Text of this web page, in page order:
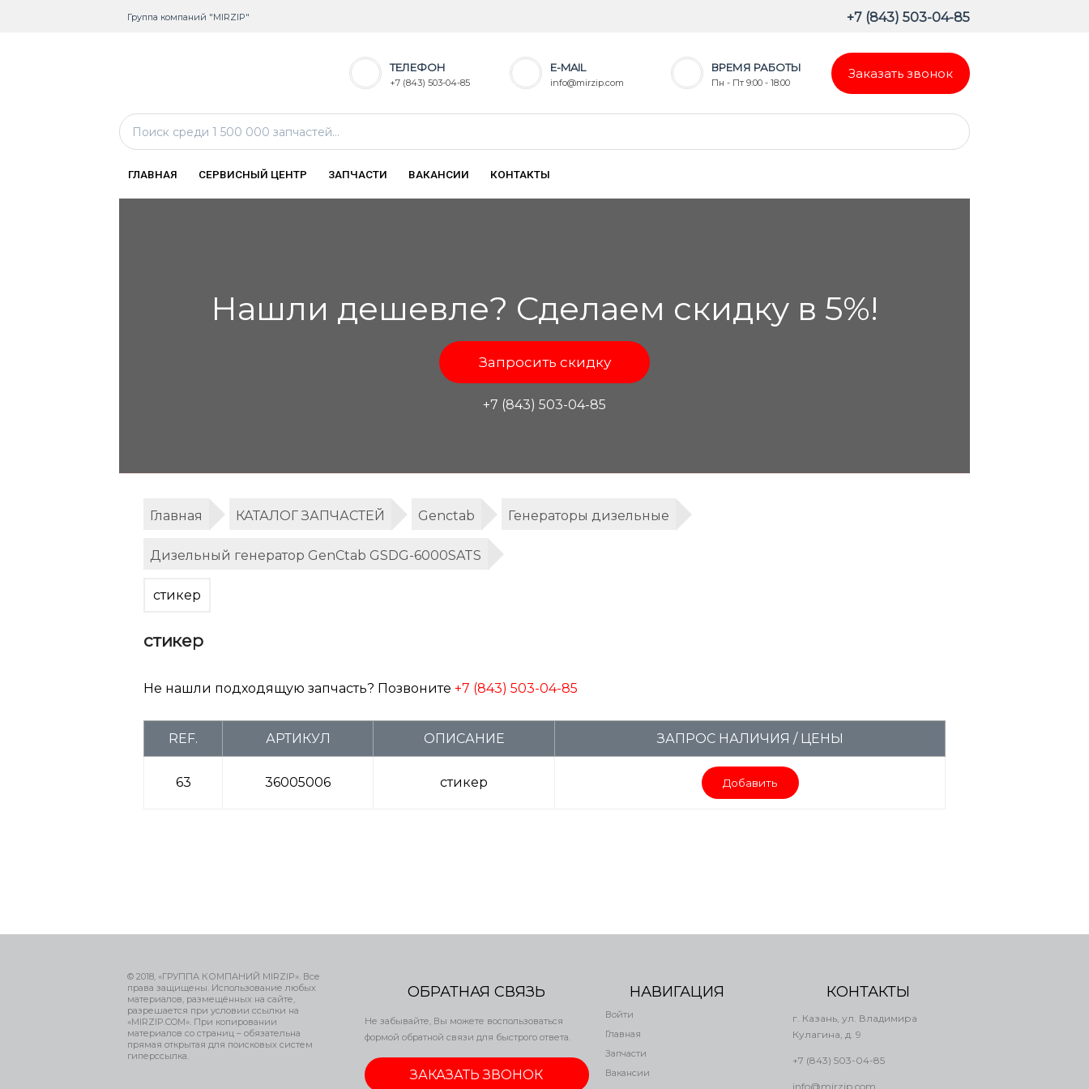
Группа компаний "MIRZIP" +7 (843) 503-04-85
ТЕЛЕФОН
+7 (843) 503-04-85
E-MAIL
info@mirzip.com
ВРЕМЯ РАБОТЫ
Пн - Пт 9:00 - 18:00
Заказать звонок
ГЛАВНАЯ СЕРВИСНЫЙ ЦЕНТР ЗАПЧАСТИ ВАКАНСИИ КОНТАКТЫ
Нашли дешевле? Сделаем скидку в 5%!
Запросить скидку
+7 (843) 503-04-85
Главная КАТАЛОГ ЗАПЧАСТЕЙ Genctab Генераторы дизельные
Дизельный генератор GenCtab GSDG-6000SATS
стикер
стикер
Не нашли подходящую запчасть? Позвоните +7 (843) 503-04-85
REF. АРТИКУЛ ОПИСАНИЕ ЗАПРОС НАЛИЧИЯ / ЦЕНЫ
63 36005006 стикер Добавить
© 2018, «ГРУППА КОМПАНИЙ MIRZIP». Все
права защищены. Использование любых
материалов, размещённых на сайте,
разрешается при условии ссылки на
«MIRZIP.COM». При копировании
материалов со страниц – обязательна
прямая открытая для поисковых систем
гиперссылка.
ОБРАТНАЯ СВЯЗЬ
Не забывайте, Вы можете воспользоваться
формой обратной связи для быстрого ответа.
ЗАКАЗАТЬ ЗВОНОК
НАВИГАЦИЯ
Войти
Главная
Запчасти
Вакансии
КОНТАКТЫ
г. Казань, ул. Владимира
Кулагина, д. 9
+7 (843) 503-04-85
info@mirzip.com